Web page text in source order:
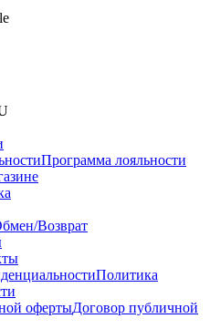
Программа лояльности
Возврат
Политика
Договор публичной